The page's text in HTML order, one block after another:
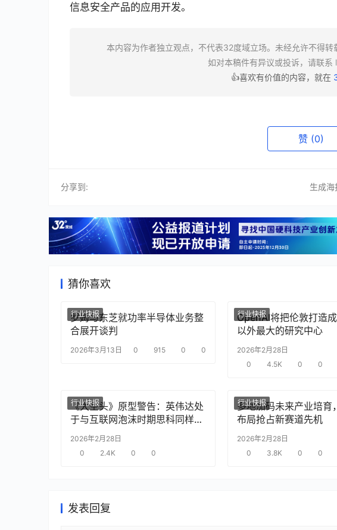
信息安全产品的应用开发。
本内容为作者独立观点，不代表32度域立场。未经允许不得转
如对本稿件有异议或投诉，请联系
👍喜欢有价值的内容，就在
赞 (0)
分享到: 生成海
猜你喜欢
行业快报
罗姆与东芝就功率半导体业务整
合展开谈判
2026年3月13日 0 915 0 0
行业快报
OpenAI将把伦敦打造
以外最大的研究中心
2026年2月28日
0
4.5K 0 0
行业快报
《大空头》原型警告：英伟达处
于与互联网泡沫时期思科同样的
“危险境地”
2026年2月28日
0
2.4K 0 0
行业快报
多地加码未来产业培育
布局抢占新赛道先机
2026年2月28日
0
3.8K 0 0
发表回复